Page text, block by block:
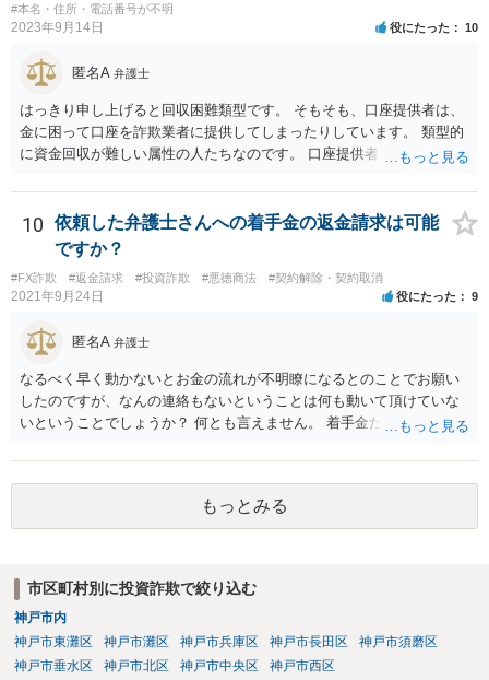
ってきません。もう待てなくなって、「資金集金役」から回収をしよ
うとしても、「資金集金役」にはお金がありませんし、訴訟を提起し
判に勝訴しても、その「資金集金役」には財産がないので回収をする
分も投資案件保有者の話を信じて、お金を出しているし、もし、これ
が詐欺ならば自分も被害者だ」と言ってきます。お金を出している証
拠として、資金集金役と投資案件保有者の「金銭消費貸借契約書」な
ります。刑事的にも民事的にも責任追及がしにくいスキームになって
いるわけです。 要するに、民事上の責任も刑事上の責任も「資金集金
役」にかぶせて、その先の「投資案件保有者」さらにその先の「投資
案件保有者」みたいに重奏的になっているので、責任追及がしにくい
#本名・住所・電話番号が不明
2023年9月14日 役にたった 10
匿名A 弁護士
はっきり申し上げると回収困難類型です。 そもそも、口座提供者は、
金に困って口座を詐欺業者に提供してしまったりしています。 類型的
に資金回収が難しい属性の人たちなのです。 口座提供者を訴えた場
か、共同不法行為が成立するのかなども問題となります。 裁判所の目
も現状シビアにみられているなというのが感触です。 くわえて、SNS
等で詐欺行為を行った人物についてはそもそも特定が困難な場合が多
いです。 そのため、私は、この手の事件の弁護団に属していますが、
回収は困難であることを明言した上で、それでも依頼する意思がある
かを確認した上で事件に着手して進めています。
10
依頼した弁護士さんへの着手金の返金請求は可能
ですか？
#FX詐欺 #返金請求 #投資詐欺 #悪徳商法 #契約解除・契約取消
2021年9月24日 役にたった 9
匿名A 弁護士
なるべく早く動かないとお金の流れが不明瞭になるとのことでお願い
したのですが、なんの連絡もないということは何も動いて頂けていな
いということでしょうか？ 何とも言えません。 着手金だけ受け取って
などを確認しましょう。 着手金の返金は請求できますか？ 交渉してみ
て、事情によっては弁護士会に相談しましょう。
もっとみる
市区町村別に投資詐欺で絞り込む
神戸市内
神戸市東灘区
神戸市灘区 神戸市兵庫区 神戸市長田区
神戸市須磨区
神戸市垂水区
神戸市北区 神戸市中央区 神戸市西区